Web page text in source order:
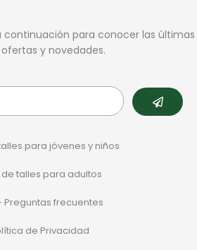
continuación para conocer las últimas
ofertas y novedades.
para jóvenes y niños
de talles para adultos
Preguntas frecuentes
de Privacidad